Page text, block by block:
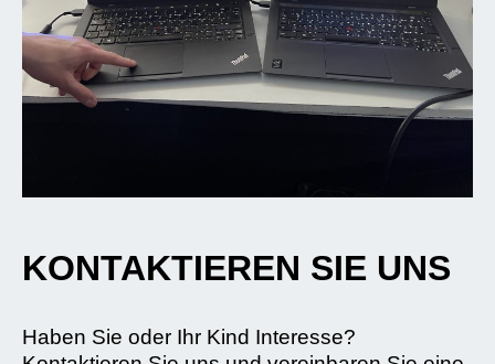
KONTAKTIEREN SIE UNS
Haben Sie oder Ihr Kind Interesse?